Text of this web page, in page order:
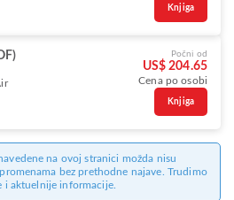
Knjiga
Počni od
US$ 204.65
Cena po osobi
Knjiga
na ovoj stranici možda nisu
bez prethodne najave. Trudimo
i aktuelnije informacije.